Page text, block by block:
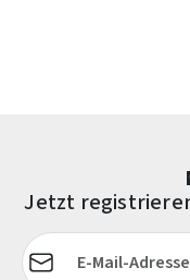
Jetzt
E-Mail-Adresse*